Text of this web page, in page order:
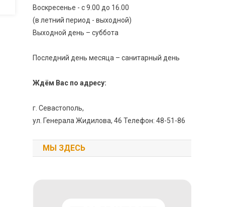
Воскресенье - с 9.00 до 16.00
(в летний период - выходной)
Выходной день – суббота
Последний день месяца – санитарный день
Ждём Вас по адресу:
г. Севастополь,
ул. Генерала Жидилова, 46 Телефон: 48-51-86
МЫ ЗДЕСЬ